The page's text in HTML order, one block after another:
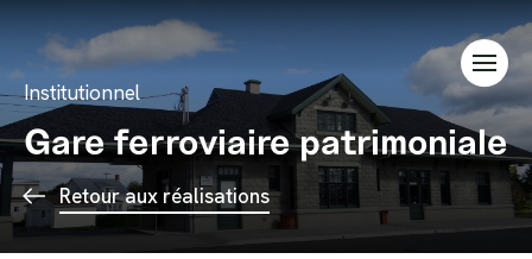
Aller au contenu
Institutionnel
Gare ferroviaire patrimoniale
Retour aux réalisations